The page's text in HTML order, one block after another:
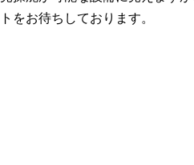
をお待ちしております。